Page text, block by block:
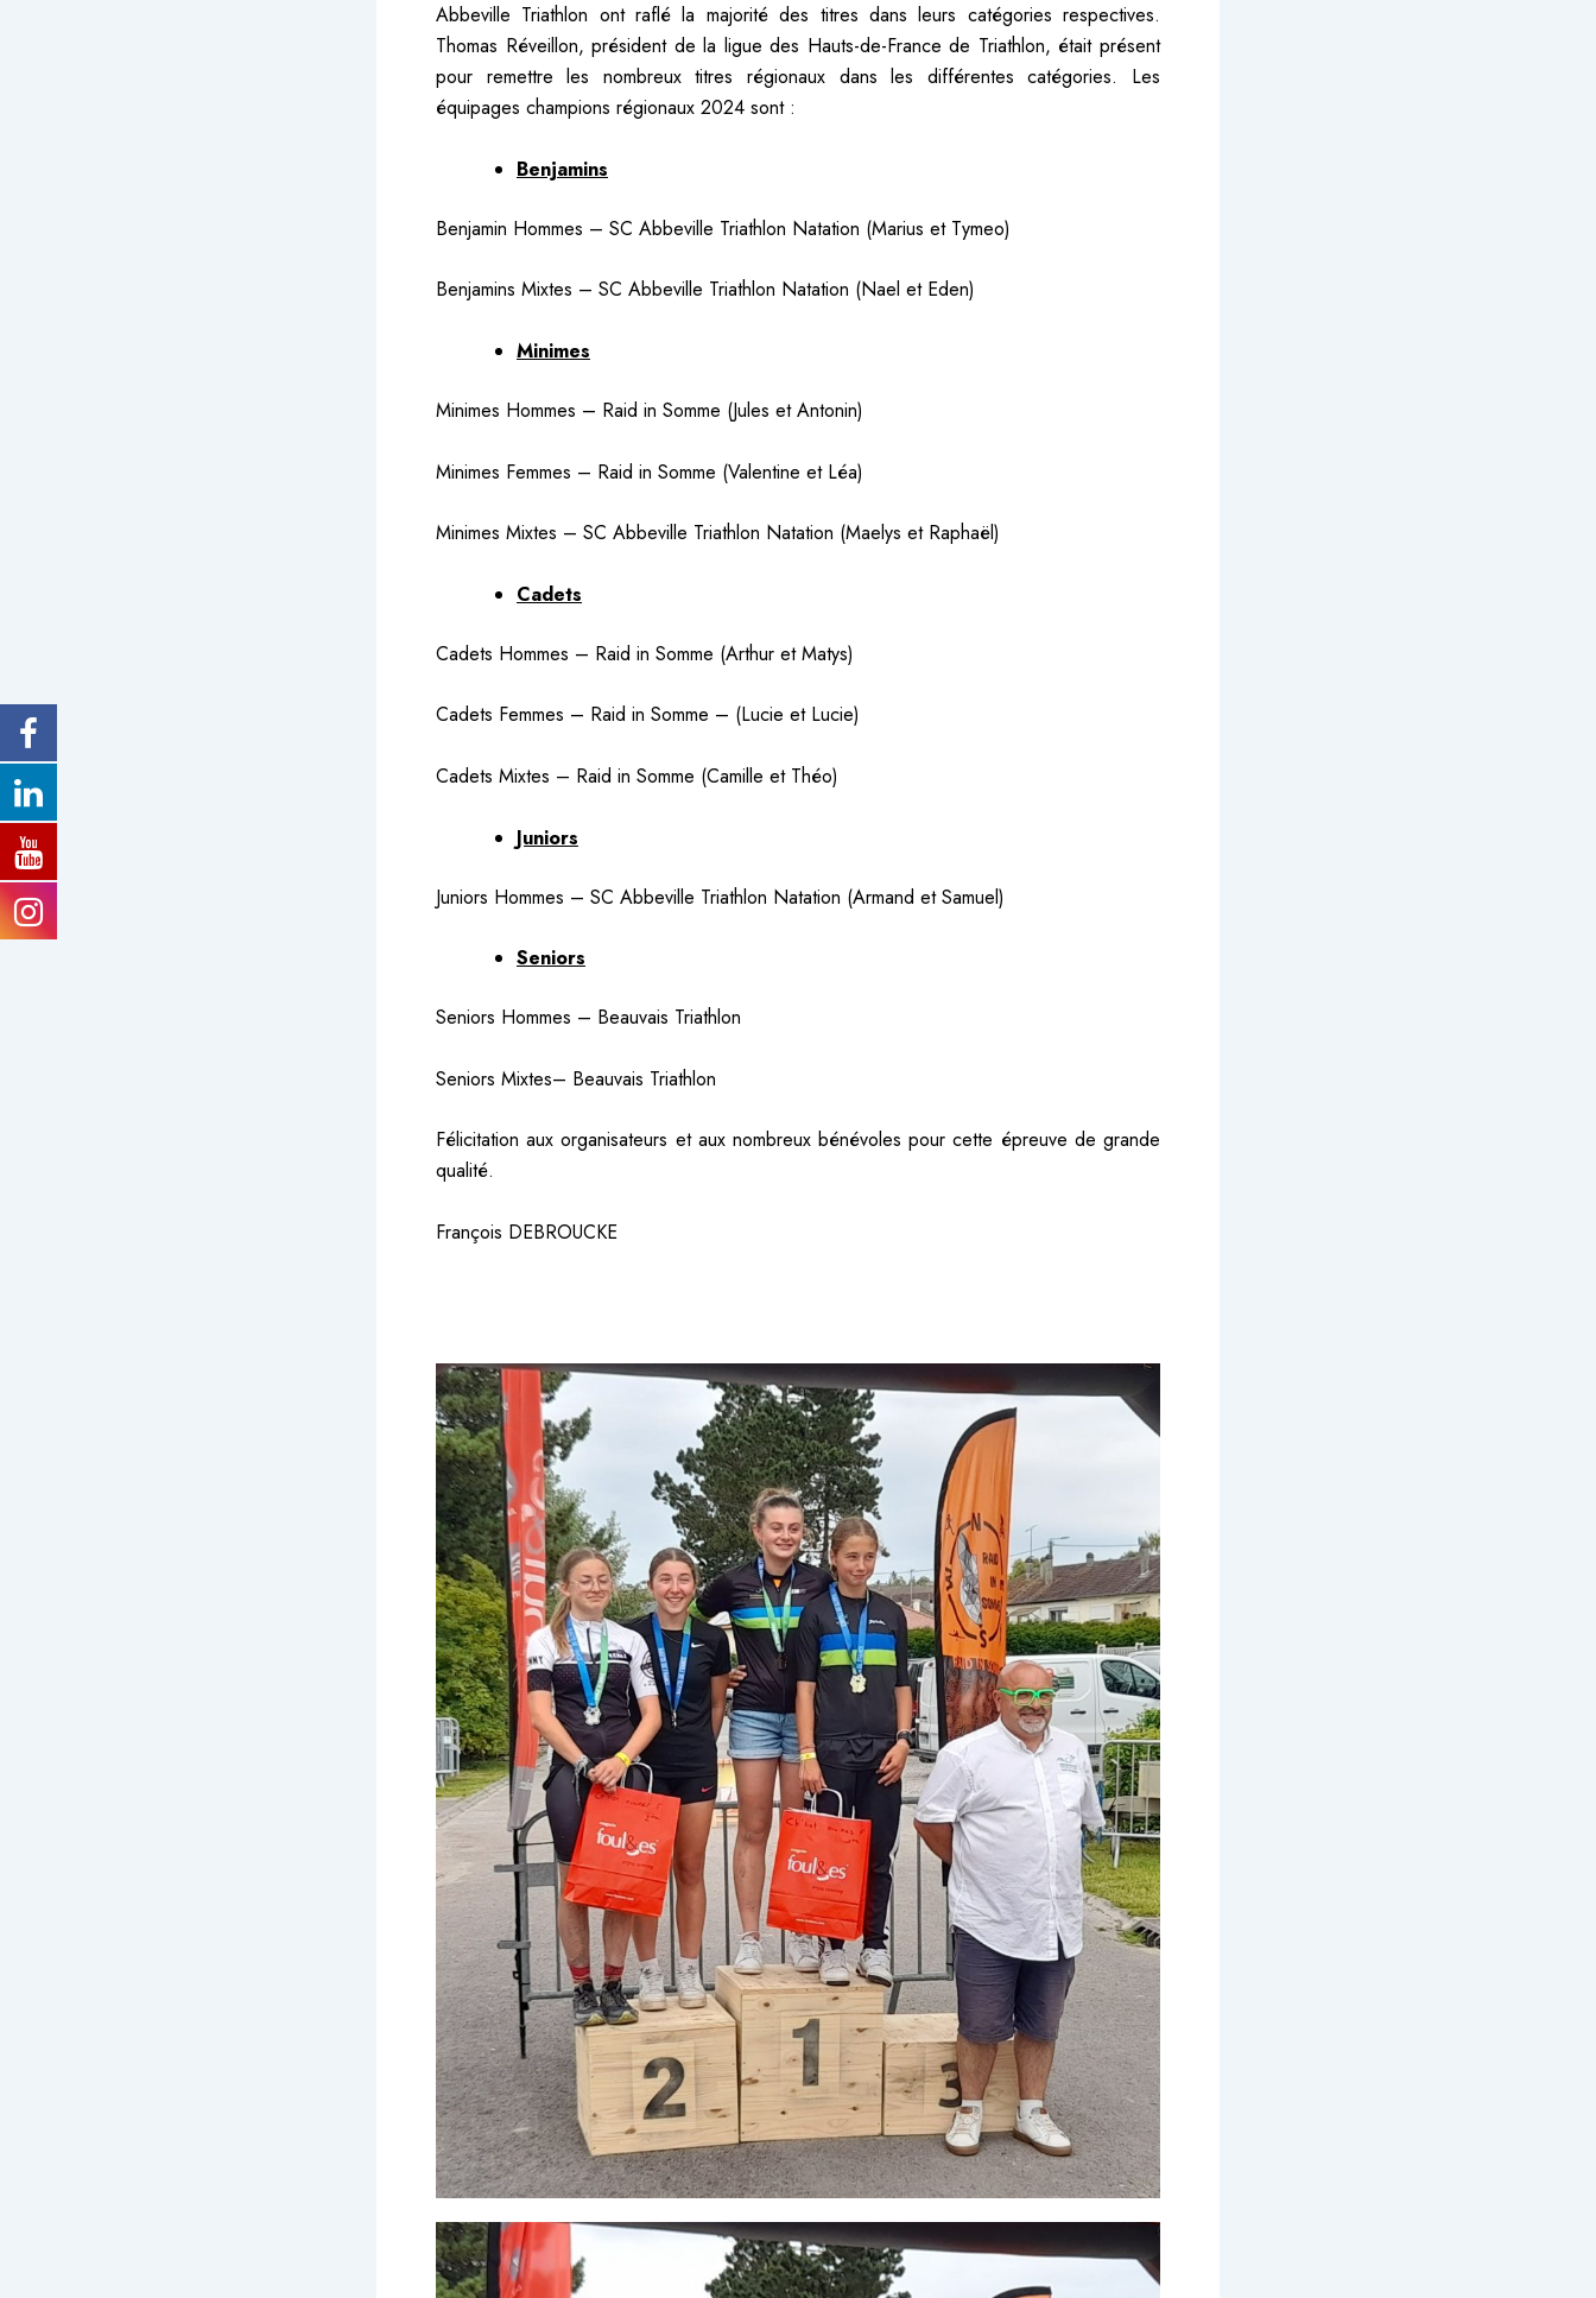
Abbeville Triathlon ont raflé la majorité des titres dans leurs catégories respectives.
Thomas Réveillon, président de la ligue des Hauts-de-France de Triathlon, était présent
pour remettre les nombreux titres régionaux dans les différentes catégories. Les
équipages champions régionaux 2024 sont :
Benjamins
Benjamin Hommes – SC Abbeville Triathlon Natation (Marius et Tymeo)
Benjamins Mixtes – SC Abbeville Triathlon Natation (Nael et Eden)
Minimes
Minimes Hommes – Raid in Somme (Jules et Antonin)
Minimes Femmes – Raid in Somme (Valentine et Léa)
Minimes Mixtes – SC Abbeville Triathlon Natation (Maelys et Raphaël)
Cadets
Cadets Hommes – Raid in Somme (Arthur et Matys)
Cadets Femmes – Raid in Somme – (Lucie et Lucie)
Cadets Mixtes – Raid in Somme (Camille et Théo)
Juniors
Juniors Hommes – SC Abbeville Triathlon Natation (Armand et Samuel)
Seniors
Seniors Hommes – Beauvais Triathlon
Seniors Mixtes– Beauvais Triathlon
Félicitation aux organisateurs et aux nombreux bénévoles pour cette épreuve de grande
qualité.
François DEBROUCKE